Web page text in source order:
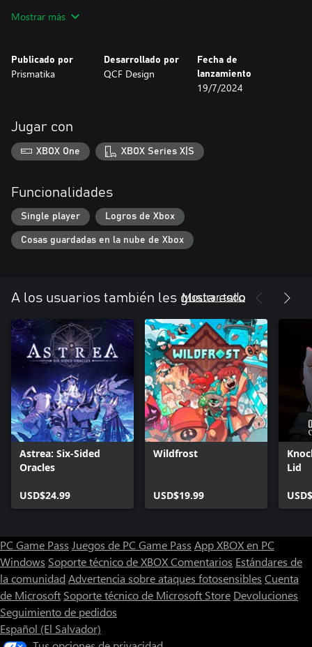
para probar una estrategia diferente.
hábiles.
● Demuestra a tus amigos quién manda: desafíos diarios en línea.
● Descubre todo lo que Desktop Dungeons hizo para ser
cientos de horas de contenido, desafíos diarios en línea, la
increíble banda sonora de Danny Baranowsky y Grant Kirkhope y
más, ¡y con todos los DLC originales incluidos!
Mostrar más
Publicado por
Prismatika
Desarrollado por
QCF Design
Fecha de
lanzamiento
19/7/2024
Jugar con
XBOX One XBOX Series X|S
Funcionalidades
Single player Logros de Xbox
Cosas guardadas en la nube de Xbox
A los usuarios también les gusta esto
Mostrar todo
Astrea: Six-Sided
Oracles
USD$24.99
Wildfrost
USD$19.99
Lid
PC Game Pass Juegos de PC Game Pass App XBOX en PC
Windows Soporte técnico de XBOXComentarios Estándares de
la comunidad Advertencia sobre ataques fotosensibles Cuenta
de Microsoft Soporte técnico de Microsoft Store Devoluciones
Seguimiento de pedidos
Español (El Salvador)